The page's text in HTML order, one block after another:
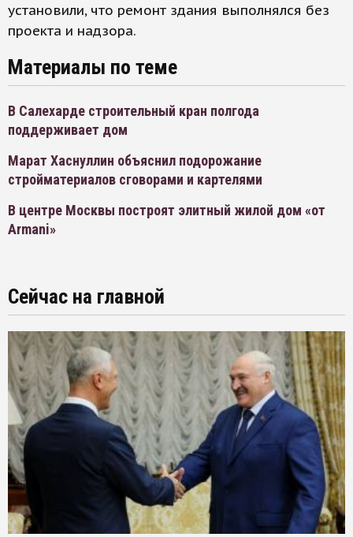
установили, что ремонт здания выполнялся без
проекта и надзора.
Материалы по теме
В Салехарде строительный кран полгода
поддерживает дом
Марат Хаснуллин объяснил подорожание
стройматериалов сговорами и картелями
В центре Москвы построят элитный жилой дом «от
Armani»
Сейчас на главной